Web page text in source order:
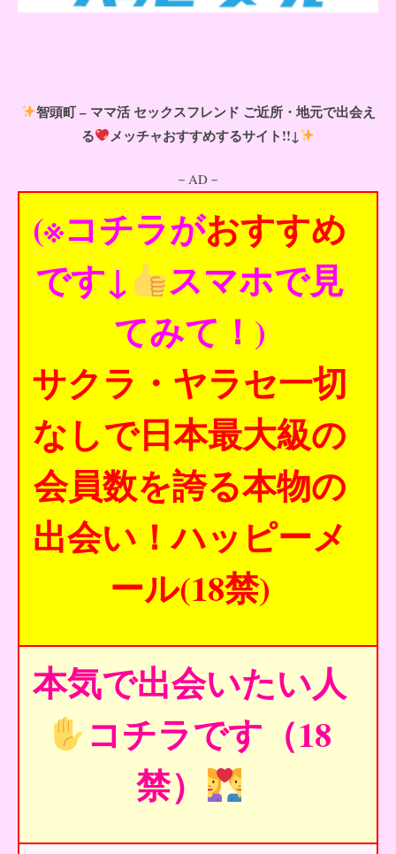
智頭町 – ママ活 セックスフレンド ご近所・地元で出会え
る
メッチャおすすめするサイト!!↓
－AD－
(※コチラがおすすめ
です↓
スマホで見
てみて！)
サクラ・ヤラセ一切
なしで日本最大級の
会員数を誇る本物の
出会い！ハッピーメ
ール(18禁)
本気で出会いたい人
コチラです（18
禁）